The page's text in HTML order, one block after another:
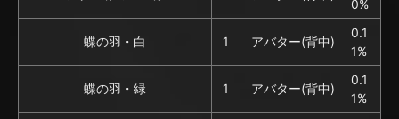
0%
蝶の羽・白 1 アバター(背中)
0.1
1%
蝶の羽・緑 1 アバター(背中)
0.1
1%